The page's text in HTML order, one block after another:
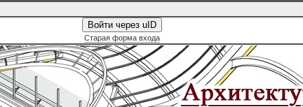
Войти через uID
Старая форма входа